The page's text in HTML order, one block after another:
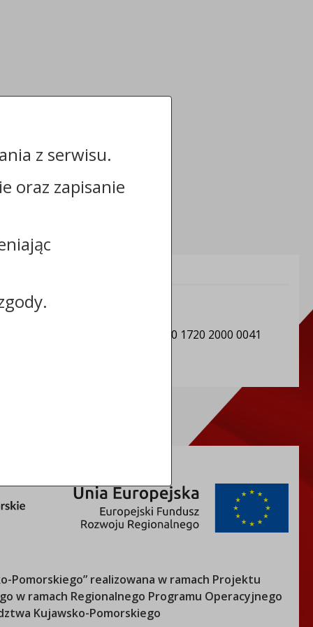
NIP: 5030022196
Numer konta: 64 9496 0008 0000 1720 2000 0041
Pomorskiego” realizowana w ramach Projektu
w ramach Regionalnego Programu Operacyjnego
Kujawsko-Pomorskiego
z serwisu.
oraz zapisanie